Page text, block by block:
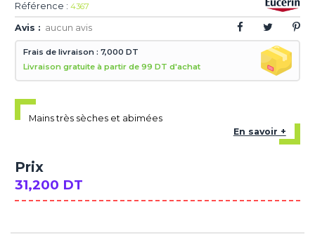
Référence : 4367
Avis : aucun avis
Frais de livraison : 7,000 DT
Livraison gratuite à partir de 99 DT d'achat
Mains très sèches et abimées
En savoir +
Prix
31,200 DT